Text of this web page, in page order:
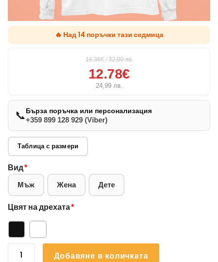
🔥 Над 14 поръчки тази седмица
16.36€ / 32,00лв.
12.78€
24,99 лв.
📞Бърза поръчка или персонализация
+359 899 128 929 (Viber)
Таблица с размери
Вид*
Мъж Жена Дете
Цвят на дрехата*
количество
Добавяне в количката